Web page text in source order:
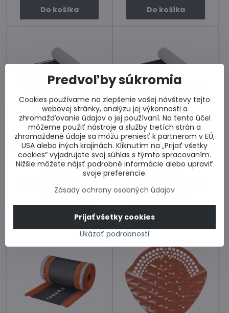
Do košíka Do košíka
30%
Original príslušenstvo
Terran
Medifol Plus 150g/m2
Strešná fólia kontaktná. Cena
165,01 €
30%
Original príslušenstvo
Terran
Medifol 120g/m2 - 75m2
Strešná fólia kontaktná. Cena
126,84 €
Predvoľby súkromia
Cookies používame na zlepšenie vašej návštevy tejto
webovej stránky, analýzu jej výkonnosti a
zhromažďovanie údajov o jej používaní. Na tento účel
môžeme použiť nástroje a služby tretích strán a
zhromaždené údaje sa môžu preniesť k partnerom v EÚ,
USA alebo iných krajinách. Kliknutím na „Prijať všetky
cookies“ vyjadrujete svoj súhlas s týmto spracovaním.
Nižšie môžete nájsť podrobné informácie alebo upraviť
svoje preferencie.
Zásady ochrany osobných údajov
Ukázať podrobnosti
Prijať všetky cookies